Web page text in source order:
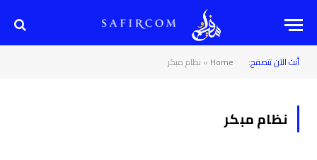
أنت الآن تتصفح: Home
» نظام مبكر
نظام مبكر